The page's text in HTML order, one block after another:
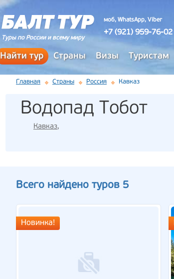
Туры по России и всему миру
моб, WhatsApp, Viber
+7 (921) 959-76-02
Найти тур Страны Визы Туристам
Главная Страны Россия Кавказ
Водопад Тобот
Кавказ,
Всего найдено туров 5
Новинка!